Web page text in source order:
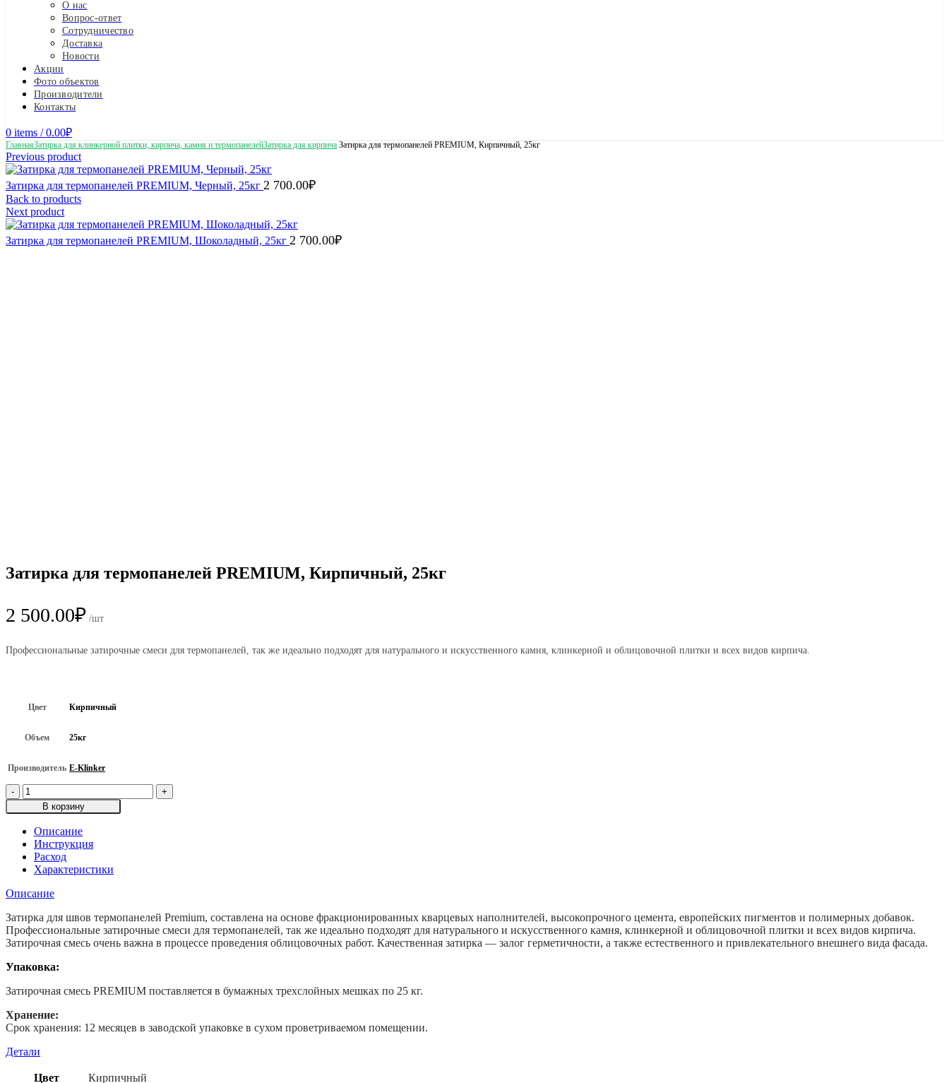
О нас
Вопрос-ответ
Сотрудничество
Доставка
Новости
Акции
Фото объектов
Производители
Контакты
0 items / 0.00₽
ГлавнаяЗатирка для клинкерной плитки, кирпича, камня и термопанелейЗатирка для кирпича Затирка для термопанелей PREMIUM, Кирпичный, 25кг
Previous product
Затирка для термопанелей PREMIUM, Черный, 25кг 2 700.00₽
Back to products
Next product
Затирка для термопанелей PREMIUM, Шоколадный, 25кг 2 700.00₽
Затирка для термопанелей PREMIUM, Кирпичный, 25кг
2 500.00₽ /шт
Профессиональные затирочные смеси для термопанелей, так же идеально подходят для натурального и искусственного камня, клинкерной и облицовочной плитки и всех видов кирпича.
Цвет Кирпичный
Объем 25кг
Производитель E-Klinker
Количество
товара
Затирка
для
термопанелей
PREMIUM,
Кирпичный,
25кг
В корзину
Описание
Инструкция
Расход
Характеристики
Описание
Затирка для швов термопанелей Premium, составлена на основе фракционированных кварцевых наполнителей, высокопрочного цемента, европейских пигментов и полимерных добавок.
Профессиональные затирочные смеси для термопанелей, так же идеально подходят для натурального и искусственного камня, клинкерной и облицовочной плитки и всех видов кирпича.
Затирочная смесь очень важна в процессе проведения облицовочных работ. Качественная затирка — залог герметичности, а также естественного и привлекательного внешнего вида фасада.
Упаковка:
Затирочная смесь PREMIUM поставляется в бумажных трехслойных мешках по 25 кг.
Хранение:
Срок хранения: 12 месяцев в заводской упаковке в сухом проветриваемом помещении.
Детали
Цвет Кирпичный